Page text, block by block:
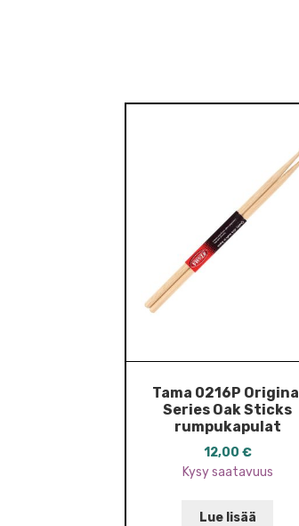
Tama 0216P Original
Series Oak Sticks
rumpukapulat
12,00 €
Kysy saatavuus
Lue lisää